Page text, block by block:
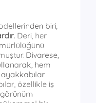
biri,
. Deri, her
Divarese,
hem
özellikle iş